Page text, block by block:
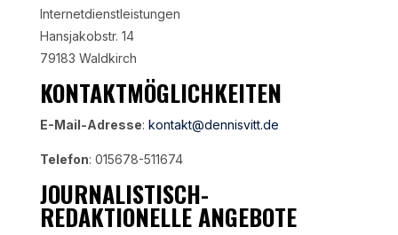
Internetdienstleistungen
Hansjakobstr. 14
79183 Waldkirch
KONTAKTMÖGLICHKEITEN
E-Mail-Adresse: kontakt@dennisvitt.de
Telefon: 015678-511674
JOURNALISTISCH-
REDAKTIONELLE ANGEBOTE